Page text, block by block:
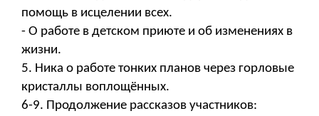
помощь в исцелении всех.
- О работе в детском приюте и об изменениях в
жизни.
5. Ника о работе тонких планов через горловые
кристаллы воплощённых.
6-9. Продолжение рассказов участников: